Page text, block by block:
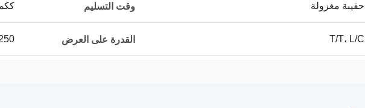
حقيبة مغزولة وقت التسليم
T/T، L/C القدرة على العرض 250م3